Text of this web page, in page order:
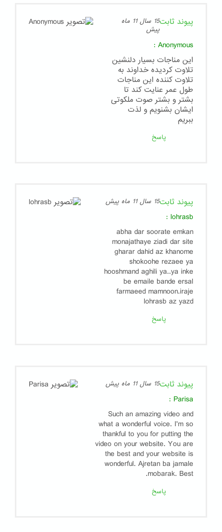
پیوند ثابت
15 سال 11 ماه
پیش
Anonymous
:
اين مناجات بسيار دلنشين
تلاوت كرديده خداوند به
تلاوت كننده اين مناجات
طول عمر عنايت كند تا
بشتر و بشتر صوت ملكوتى
ايشان بشنويم و لذت
ببريم
پاسخ
پیوند ثابت15 سال 11 ماه پیش
lohrasb
:
abha dar soorate emkan
monajathaye ziadi dar site
gharar dahid az khanome
shokoohe rezaee ya
hooshmand aghili ya..ya inke
be emaile bande ersal
farmaeed mamnoon.iraje
lohrasb az yazd
پاسخ
پیوند ثابت15 سال 11 ماه پیش
Parisa
:
Such an amazing video and
what a wonderful voice. I'm so
thankful to you for putting the
video on your website. You are
the best and your website is
wonderful. Ajretan ba jamale
mobarak. Best.
پاسخ